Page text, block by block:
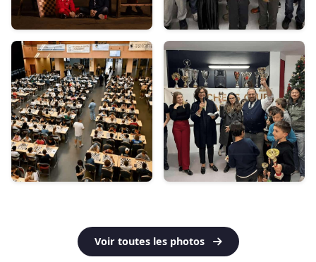
Voir toutes les photos